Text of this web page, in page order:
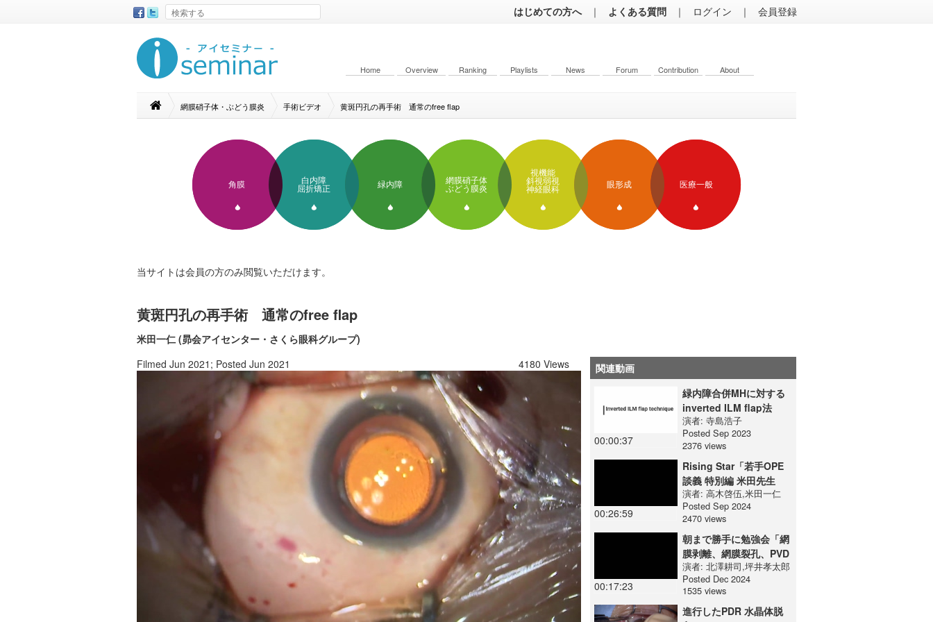
はじめての方へ ｜ よくある質問 ｜ ログイン ｜ 会員登録
Home Overview Ranking Playlists News Forum Contribution About
網膜硝子体・ぶどう膜炎 手術ビデオ 黄斑円孔の再手術 通常のfree flap
角膜
白内障
屈折矯正
緑内障
網膜硝子体
ぶどう膜炎
視機能
斜視弱視
神経眼科
眼形成 医療一般
当サイトは会員の方のみ閲覧いただけます。
黄斑円孔の再手術 通常のfree flap
米田一仁 (昴会アイセンター・さくら眼科グループ)
Filmed Jun 2021; Posted Jun 2021
4180 Views 関連動画
00:00:37
緑内障合併MHに対する
inverted ILM flap法
演者:寺島浩子
Posted Sep 2023
2376 views
00:26:59
Rising Star「若手OPE
談義 特別編 米田先生
編」
演者:高木啓伍,米田一仁
Posted Sep 2024
2470 views
00:17:23
朝まで勝手に勉強会「網
膜剥離、網膜裂孔、PVD
の人口統計学的特徴と季
節性」
演者:北澤耕司,坪井孝太郎
Posted Dec 2024
1535 views
進行したPDR 水晶体脱